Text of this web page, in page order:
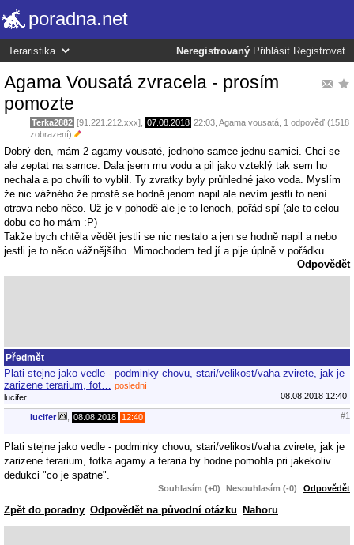
poradna.net
Neregistrovaný Přihlásit Registrovat
Agama Vousatá zvracela - prosím
pomozte
Terka2882 [91.221.212.xxx], 07.08.2018 22:03 Agama vousatá , 1 odpověď (1518
zobrazení)
Dobrý den, mám 2 agamy vousaté, jednoho samce jednu samici. Chci se
ale zeptat na samce. Dala jsem mu vodu a pil jako vzteklý tak sem ho
nechala a po chvíli to vyblil. Ty zvratky byly průhledné jako voda. Myslím
že nic vážného že prostě se hodně jenom napil ale nevím jestli to není
otrava nebo něco. Už je v pohodě ale je to lenoch, pořád spí (ale to celou
dobu co ho mám :P)
Takže bych chtěla vědět jestli se nic nestalo a jen se hodně napil a nebo
jestli je to něco vážnějšího. Mimochodem ted jí a pije úplně v pořádku.
Odpovědět
Předmět
Plati stejne jako vedle - podminky chovu, stari/velikost/vaha zvirete, jak je
zarizene terarium, fot…
poslední
lucifer
08.08.2018 12:40
lucifer 08.08.2018 12:40 #1
Plati stejne jako vedle - podminky chovu, stari/velikost/vaha zvirete, jak je
zarizene terarium, fotka agamy a teraria by hodne pomohla pri jakekoliv
dedukci "co je spatne".
Souhlasím (+0) Nesouhlasím (-0) Odpovědět
Zpět do poradny Odpovědět na původní otázku Nahoru